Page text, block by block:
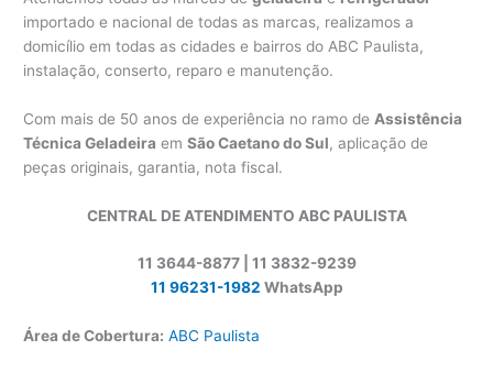
importado e nacional de todas as marcas, realizamos a
domicílio em todas as cidades e bairros do ABC Paulista,
instalação, conserto, reparo e manutenção.
Com mais de 50 anos de experiência no ramo de Assistência
Técnica Geladeira emSão Caetano do Sul, aplicação de
peças originais, garantia, nota fiscal.
CENTRAL DE ATENDIMENTO ABC PAULISTA
11 3644-8877 | 11 3832-9239
11 96231-1982 WhatsApp
Área de Cobertura: ABC Paulista